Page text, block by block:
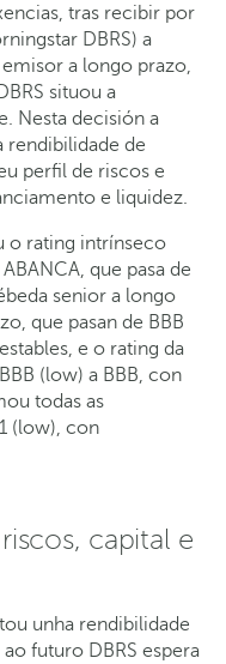
tras recibir por
DBRS) a
a longo prazo,
situou a
Nesta decisión a
rendibilidade de
perfil de riscos e
e liquidez.
o rating intrínseco
que pasa de
senior a longo
que pasan de BBB
e o rating da
(low) a BBB, con
todas as
(low), con
capital e
unha rendibilidade
futuro DBRS espera